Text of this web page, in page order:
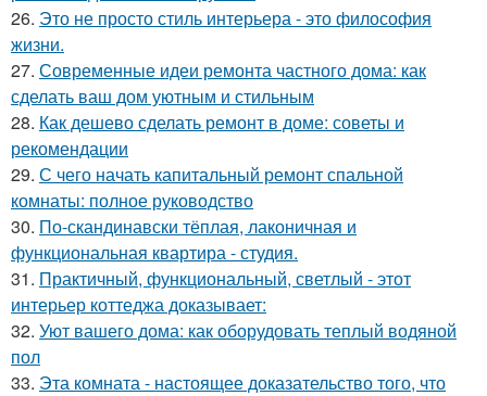
26. Это не просто стиль интерьера - это философия
жизни.
27. Современные идеи ремонта частного дома: как
сделать ваш дом уютным и стильным
28. Как дешево сделать ремонт в доме: советы и
рекомендации
29. С чего начать капитальный ремонт спальной
комнаты: полное руководство
30. По-скандинавски тёплая, лаконичная и
функциональная квартира - студия.
31. Практичный, функциональный, светлый - этот
интерьер коттеджа доказывает:
32. Уют вашего дома: как оборудовать теплый водяной
пол
33. Эта комната - настоящее доказательство того, что